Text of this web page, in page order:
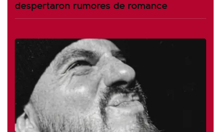
despertaron rumores de romance